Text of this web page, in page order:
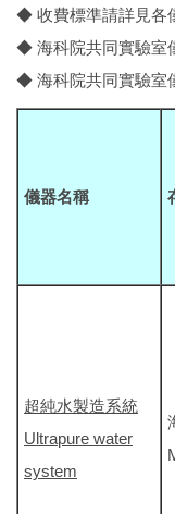
◆ 收費標準請詳見各
◆ 海科院共同實驗室
◆ 海科院共同實驗室
儀器名稱
超純水製造系統
Ultrapure water
system